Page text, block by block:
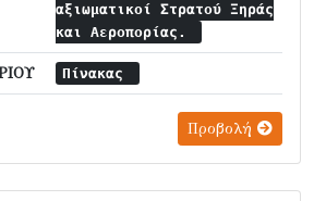
αξιωματικοί Στρατού Ξηράς
και Αεροπορίας.
Πίνακας
Προβολή